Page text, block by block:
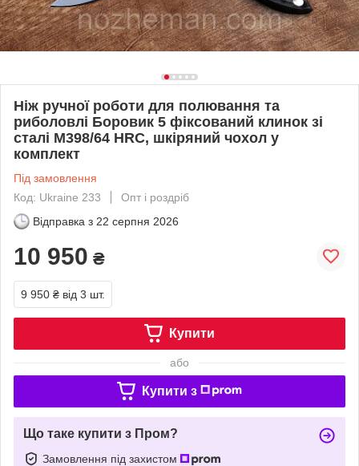
Ніж ручної роботи для полювання та
риболовлі Боровик 5 фіксований клинок зі
сталі M398/64 HRC, шкіряний чохол у
комплект
Під замовлення
Код: Ukraine 233
Опт і роздріб
Відправка з 22 серпня 2026
10 950 ₴
9 950 ₴ від 3 шт.
Купити
або
Купити з
Що таке купити з Пром?
Замовлення під захистом